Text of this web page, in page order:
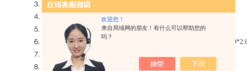
欢迎您！
来自局域网的朋友！有什么可以帮助您的
吗？
⒊ 称量精度：1T/200g， 2T/500g， 3T/500g， 5T/1kg。
⒋ 台面尺寸：可以给客户作确定，非标台秤可根据客户需要订做。
⒌ 1t以下畜牧秤台面尺寸通常为1.0*1.0m、1.0*1.2m、1.2*1.2m
⒍ 2t以是畜牧秤台面尺寸通常为1.2*1.2m、1.2*1.5m、1.5*1.5m、
⒎ (台面)面板：不锈钢平面板，碳钢花纹钢，面板厚度通常为6MM
⒏ 秤架：方管、槽